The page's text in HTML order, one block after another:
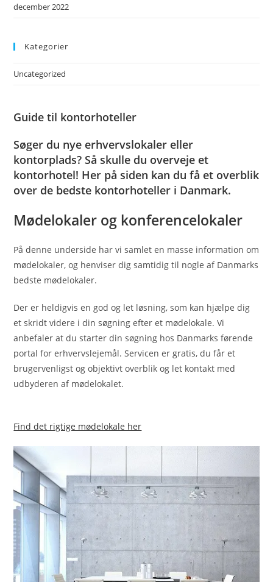
december 2022
Kategorier
Uncategorized
Guide til kontorhoteller
Søger du nye erhvervslokaler eller
kontorplads? Så skulle du overveje et
kontorhotel! Her på siden kan du få et overblik
over de bedste kontorhoteller i Danmark.
Mødelokaler og konferencelokaler
På denne underside har vi samlet en masse information om
mødelokaler, og henviser dig samtidig til nogle af Danmarks
bedste mødelokaler.
Der er heldigvis en god og let løsning, som kan hjælpe dig
et skridt videre i din søgning efter et mødelokale. Vi
anbefaler at du starter din søgning hos Danmarks førende
portal for erhvervslejemål. Servicen er gratis, du får et
brugervenligst og objektivt overblik og let kontakt med
udbyderen af mødelokalet.
Find det rigtige mødelokale her